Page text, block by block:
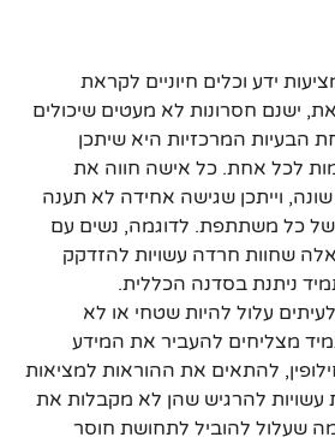
ידע וכלים חיוניים לקראת
ישנם חסרונות לא מעטים שיכולים
הבעיות המרכזיות היא שיתכן
לכל אחת. כל אישה חווה את
שונה, וייתכן שגישה אחידה לא תענה
של כל משתתפת. לדוגמה, נשים עם
שחוות חרדה עשויות להזדקק
ניתנת בסדנה הכללית.
עלול להיות שטחי או לא
מצליחים להעביר את המידע
להתאים את ההוראות למציאות
להרגיש שהן לא מקבלות את
שעלול להוביל לתחושת חוסר